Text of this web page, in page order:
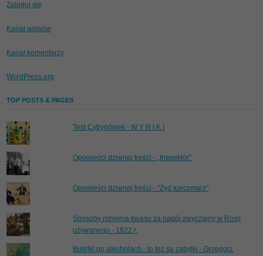
Zaloguj się
Kanał wpisów
Kanał komentarzy
WordPress.org
TOP POSTS & PAGES
Test Cytrynówek - W Y N I K I
Opowieści dziwnej treści - „Inspektor”
Opowieści dziwnej treści - "Żyd karczmarz"
Sposoby robienia kwasu za napój zwyczajny w Rosji
używanego - 1822 r.
Butelki po alkoholach - to też są zabytki - Grzegorz